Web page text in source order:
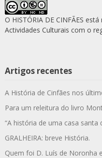
O HISTÓRIA DE CINFÃES
Actividades Culturais com o
Artigos recentes
A História de Cinfães nos
Para um releitura do livro
“A história de uma casa santa
GRALHEIRA: breve História.
Quem foi D. Luís de Noronha